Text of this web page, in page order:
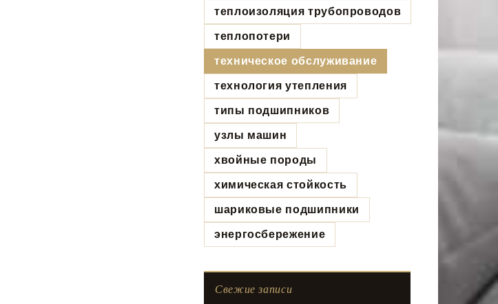
теплоизоляция трубопроводов
теплопотери
техническое обслуживание
технология утепления
типы подшипников
узлы машин
хвойные породы
химическая стойкость
шариковые подшипники
энергосбережение
Свежие записи